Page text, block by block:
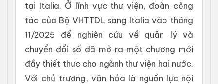
tại Italia. Ở lĩnh vực thư viện, đoàn công
tác của Bộ VHTTDL sang Italia vào tháng
11/2025 để nghiên cứu về quản lý và
chuyển đổi số đã mở ra một chương mới
đầy thiết thực cho ngành thư viện hai nước.
Với chủ trương, văn hóa là nguồn lực nội